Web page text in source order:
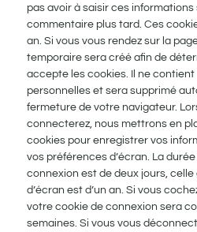
pas avoir à saisir ces
commentaire plus tard. Ces
an. Si vous vous rendez sur la
temporaire sera créé afin de
accepte les cookies. Il ne contient
personnelles et sera supprimé
fermeture de votre navigateur.
connecterez, nous mettrons en
cookies pour enregistrer vos
vos préférences d’écran. La
connexion est de deux jours, celle
d’écran est d’un an. Si vous
votre cookie de connexion sera
semaines. Si vous vous